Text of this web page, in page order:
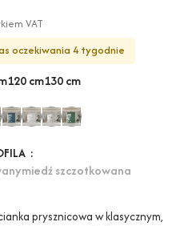
VAT
oczekiwania 4 tygodnie
120 cm130 cm
miedź szczotkowana
prysznicowa w klasycznym,